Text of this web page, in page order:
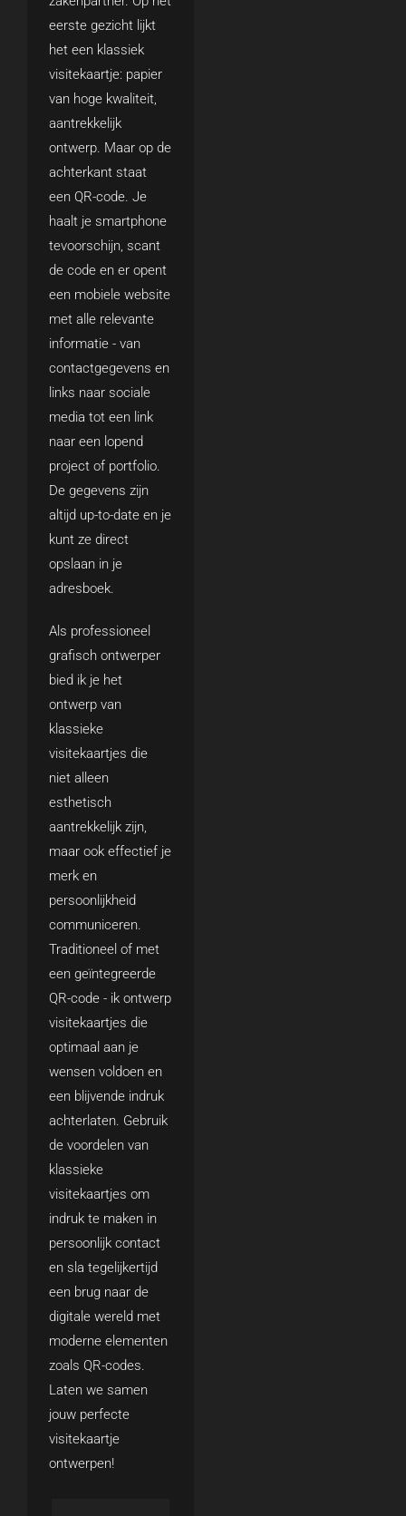
eerste gezicht lijkt
het een klassiek
visitekaartje: papier
van hoge kwaliteit,
aantrekkelijk
ontwerp. Maar op de
achterkant staat
een QR-code. Je
haalt je smartphone
tevoorschijn, scant
de code en er opent
een mobiele website
met alle relevante
informatie - van
contactgegevens en
links naar sociale
media tot een link
naar een lopend
project of portfolio.
De gegevens zijn
altijd up-to-date en je
kunt ze direct
opslaan in je
adresboek.
Als professioneel
grafisch ontwerper
bied ik je het
ontwerp van
klassieke
visitekaartjes die
niet alleen
esthetisch
aantrekkelijk zijn,
maar ook effectief je
merk en
persoonlijkheid
communiceren.
Traditioneel of met
een geïntegreerde
QR-code - ik ontwerp
visitekaartjes die
optimaal aan je
wensen voldoen en
een blijvende indruk
achterlaten. Gebruik
de voordelen van
klassieke
visitekaartjes om
indruk te maken in
persoonlijk contact
en sla tegelijkertijd
een brug naar de
digitale wereld met
moderne elementen
zoals QR-codes.
Laten we samen
jouw perfecte
visitekaartje
ontwerpen!